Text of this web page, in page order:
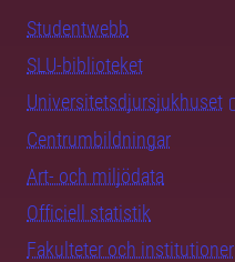
Studentwebb
SLU-biblioteket
Universitetsdjursjukhuset
Centrumbildningar
Art- och miljödata
Officiell statistik
Fakulteter och institutioner